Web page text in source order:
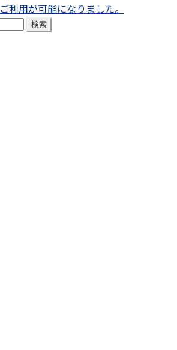
利用が可能になりました。